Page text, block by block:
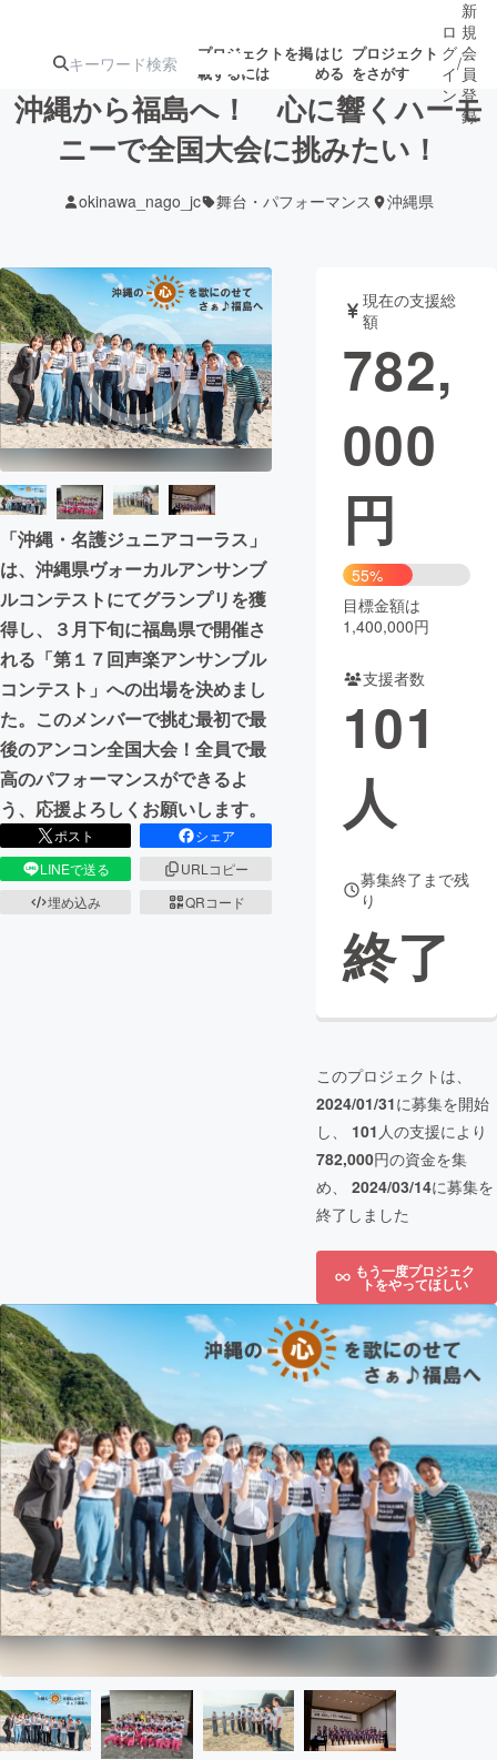
プロジェクトを掲
載するには
はじ
める
プロジェクト
をさがす
ターン
注目の新着プロ
ジェクト
募集終了が近いプ
ロジェクト
もうすぐ公開
されます
アート・写真 音楽
テクノロジー・ガジェット ゲーム・サ
映像・映画
ビジネス・起業
まちづくり・地域活性化
CAMPFIRE for Social Good
CAMPFIRE Creation
CAMPFIREふるさと納税machi-ya コミュニティ
ロ
グ
イ
ン
/
新
規
会
員
登
録
沖縄から福島へ！ 心に響くハーモ
ニーで全国大会に挑みたい！
okinawa_nago_jc 舞台・パフォーマンス 沖縄県
「沖縄・名護ジュニアコーラス」
は、沖縄県ヴォーカルアンサンブ
ルコンテストにてグランプリを獲
得し、３月下旬に福島県で開催さ
れる「第１７回声楽アンサンブル
コンテスト」への出場を決めまし
た。このメンバーで挑む最初で最
後のアンコン全国大会！全員で最
高のパフォーマンスができるよ
う、応援よろしくお願いします。
ポスト
シェア
LINEで送る
URLコピー
埋め込み
QRコード
現在の支援総
額
782,
000
円
55%
目標金額は
1,400,000円
支援者数
101
人
募集終了まで残
り
終了
このプロジェクトは、
2024/01/31に募集を開始
し、 101 人の支援により
782,000円の資金を集
め、 2024/03/14に募集を
終了しました
もう一度プロジェク
トをやってほしい